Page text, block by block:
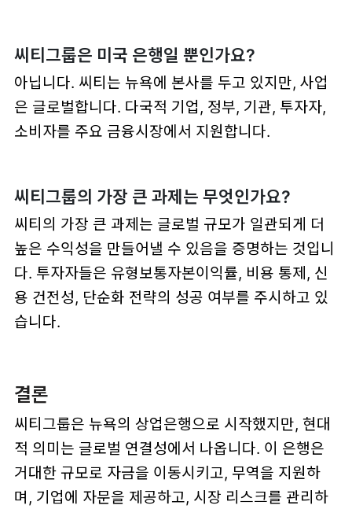
씨티그룹은 미국 은행일 뿐인가요?
아닙니다. 씨티는 뉴욕에 본사를 두고 있지만, 사업
은 글로벌합니다. 다국적 기업, 정부, 기관, 투자자,
소비자를 주요 금융시장에서 지원합니다.
씨티그룹의 가장 큰 과제는 무엇인가요?
씨티의 가장 큰 과제는 글로벌 규모가 일관되게 더
높은 수익성을 만들어낼 수 있음을 증명하는 것입니
다. 투자자들은 유형보통자본이익률, 비용 통제, 신
용 건전성, 단순화 전략의 성공 여부를 주시하고 있
습니다.
결론
씨티그룹은 뉴욕의 상업은행으로 시작했지만, 현대
적 의미는 글로벌 연결성에서 나옵니다. 이 은행은
거대한 규모로 자금을 이동시키고, 무역을 지원하
며, 기업에 자문을 제공하고, 시장 리스크를 관리하